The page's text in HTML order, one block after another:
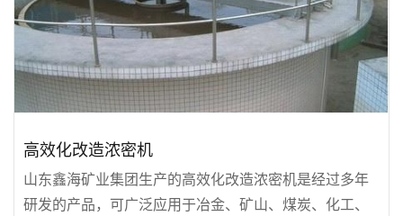
高效化改造浓密机
山东鑫海矿业集团生产的高效化改造浓密机是经过多年
研发的产品，可广泛应用于冶金、矿山、煤炭、化工、